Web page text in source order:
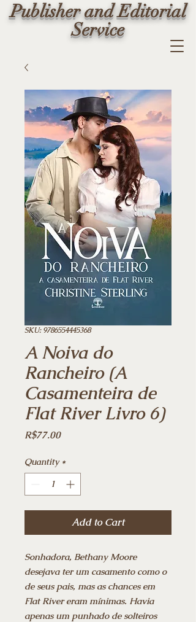
Publisher and Editorial
Service
SKU: 9786554445368
A Noiva do
Rancheiro (A
Casamenteira de
Flat River Livro 6)
R$77.00Price
Quantity *
Add to Cart
Sonhadora, Bethany Moore
desejava ter um casamento como o
de seus pais, mas as chances em
Flat River eram mínimas. Havia
apenas um punhado de solteiros